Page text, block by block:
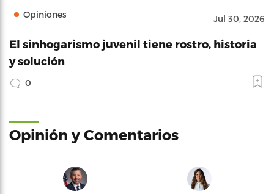
Opiniones Jul 30, 2026
El sinhogarismo juvenil tiene rostro, historia
y solución
0
Opinión y Comentarios